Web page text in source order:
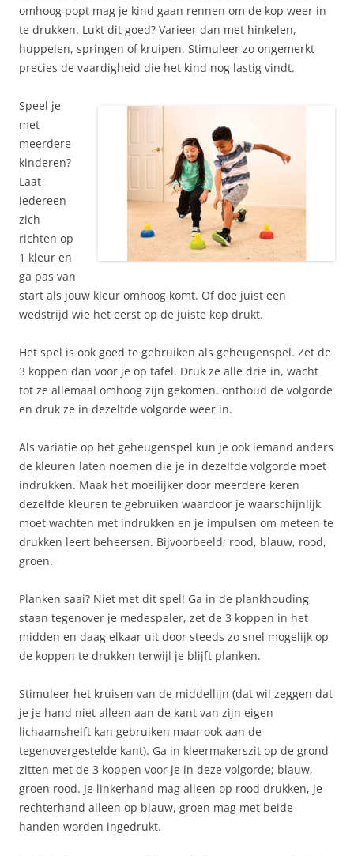
omhoog popt mag je kind gaan rennen om de kop weer in
te drukken. Lukt dit goed? Varieer dan met hinkelen,
huppelen, springen of kruipen. Stimuleer zo ongemerkt
precies de vaardigheid die het kind nog lastig vindt.
Speel je
met
meerdere
kinderen?
Laat
iedereen
zich
richten op
1 kleur en
ga pas van
start als jouw kleur omhoog komt. Of doe juist een
wedstrijd wie het eerst op de juiste kop drukt.
Het spel is ook goed te gebruiken als geheugenspel. Zet de
3 koppen dan voor je op tafel. Druk ze alle drie in, wacht
tot ze allemaal omhoog zijn gekomen, onthoud de volgorde
en druk ze in dezelfde volgorde weer in.
Als variatie op het geheugenspel kun je ook iemand anders
de kleuren laten noemen die je in dezelfde volgorde moet
indrukken. Maak het moeilijker door meerdere keren
dezelfde kleuren te gebruiken waardoor je waarschijnlijk
moet wachten met indrukken en je impulsen om meteen te
drukken leert beheersen. Bijvoorbeeld; rood, blauw, rood,
groen.
Planken saai? Niet met dit spel! Ga in de plankhouding
staan tegenover je medespeler, zet de 3 koppen in het
midden en daag elkaar uit door steeds zo snel mogelijk op
de koppen te drukken terwijl je blijft planken.
Stimuleer het kruisen van de middellijn (dat wil zeggen dat
je je hand niet alleen aan de kant van zijn eigen
lichaamshelft kan gebruiken maar ook aan de
tegenovergestelde kant). Ga in kleermakerszit op de grond
zitten met de 3 koppen voor je in deze volgorde; blauw,
groen rood. Je linkerhand mag alleen op rood drukken, je
rechterhand alleen op blauw, groen mag met beide
handen worden ingedrukt.